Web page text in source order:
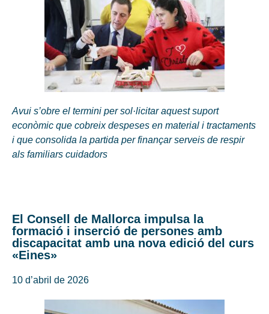
Avui s’obre el termini per sol·licitar aquest suport
econòmic que cobreix despeses en material i tractaments
i que consolida la partida per finançar serveis de respir
als familiars cuidadors
El Consell de Mallorca impulsa la
formació i inserció de persones amb
discapacitat amb una nova edició del curs
«Eines»
10 d’abril de 2026